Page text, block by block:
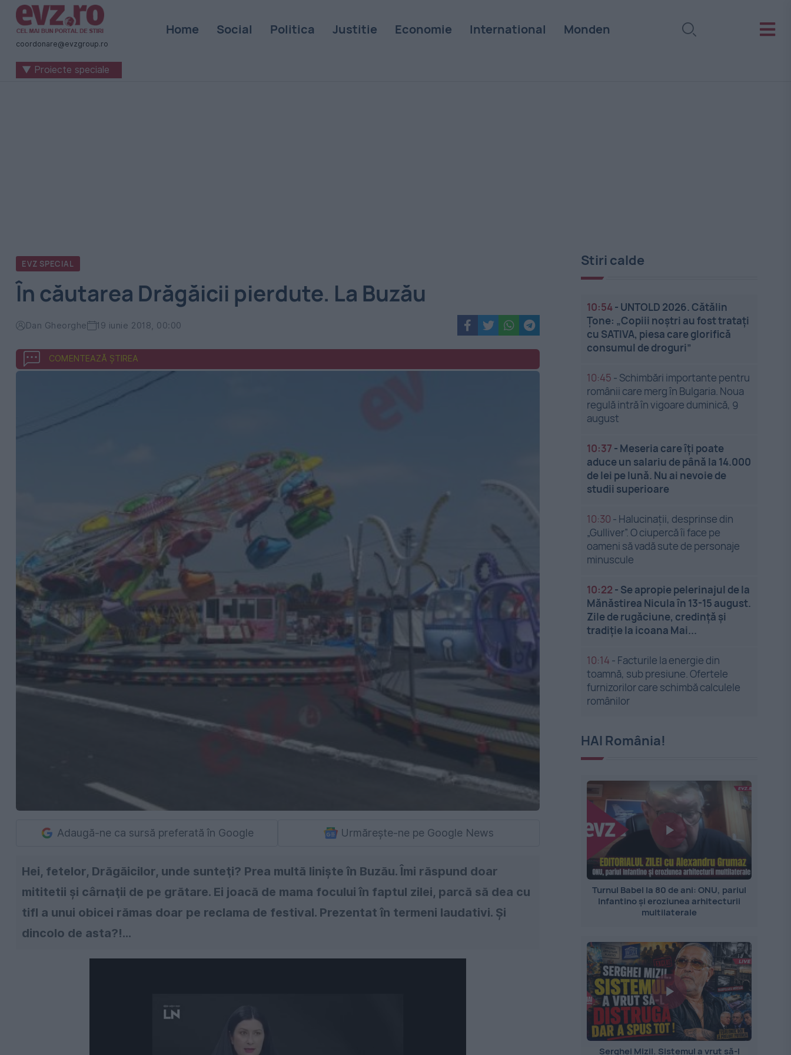
Știri
naționale
internaționale
coordonare@evzgroup.ro
Home Social Politica Justitie Economie International Monden
▼ Proiecte speciale
EVZ SPECIAL
În căutarea Drăgăicii pierdute. La Buzău
Dan Gheorghe 19 iunie 2018, 00:00
COMENTEAZĂ ȘTIREA
Adaugă-ne ca sursă preferată în Google Urmărește-ne pe Google News
Hei, fetelor, Drăgăicilor, unde sunteţi? Prea multă linişte în Buzău. Îmi răspund doar
mititetii şi cârnaţii de pe grătare. Ei joacă de mama focului în faptul zilei, parcă să dea cu
tifl a unui obicei rămas doar pe reclama de festival. Prezentat în termeni laudativi. Şi
dincolo de asta?!...
Stiri calde
10:54- UNTOLD 2026. Cătălin
Țone: „Copiii noștri au fost tratați
cu SATIVA, piesa care glorifică
consumul de droguri”
10:45 - Schimbări importante pentru
românii care merg în Bulgaria. Noua
regulă intră în vigoare duminică, 9
august
10:37 - Meseria care îți poate
aduce un salariu de până la 14.000
de lei pe lună. Nu ai nevoie de
studii superioare
10:30 - Halucinații, desprinse din
„Gulliver”. O ciupercă îi face pe
oameni să vadă sute de personaje
minuscule
10:22 - Se apropie pelerinajul de la
Mănăstirea Nicula în 13-15 august.
Zile de rugăciune, credință și
tradiție la icoana Mai...
10:14 - Facturile la energie din
toamnă, sub presiune. Ofertele
furnizorilor care schimbă calculele
românilor
HAI România!
Turnul Babel la 80 de ani: ONU, pariul
Infantino și eroziunea arhitecturii
multilaterale
Serghei Mizil. Sistemul a vrut să-l